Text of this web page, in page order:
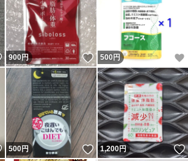
いいね！
900円 いいね！
500 円
いいね！
500円 いいね！
1,200円